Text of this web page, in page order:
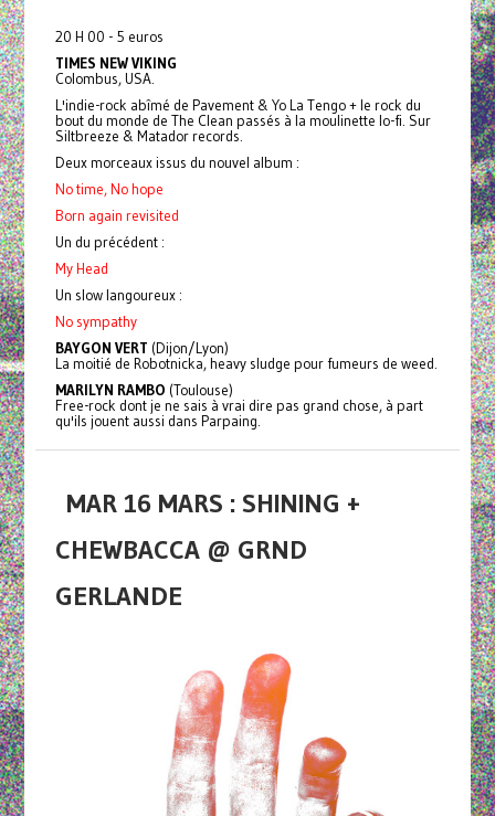
20 H 00 - 5 euros
TIMES NEW VIKING
Colombus, USA.
L'indie-rock abîmé de Pavement & Yo La Tengo + le rock du
bout du monde de The Clean passés à la moulinette lo-fi. Sur
Siltbreeze & Matador records.
Deux morceaux issus du nouvel album :
No time, No hope
Born again revisited
Un du précédent :
My Head
Un slow langoureux :
No sympathy
BAYGON VERT (Dijon/Lyon)
La moitié de Robotnicka, heavy sludge pour fumeurs de weed.
MARILYN RAMBO (Toulouse)
Free-rock dont je ne sais à vrai dire pas grand chose, à part
qu'ils jouent aussi dans Parpaing.
MAR 16 MARS : SHINING +
CHEWBACCA @ GRND
GERLANDE